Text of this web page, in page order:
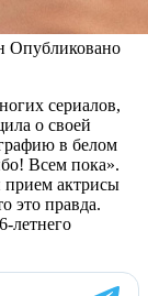
Опубликовано
сериалов,
о своей
в белом
Всем пока».
прием актрисы
это правда.
летнего